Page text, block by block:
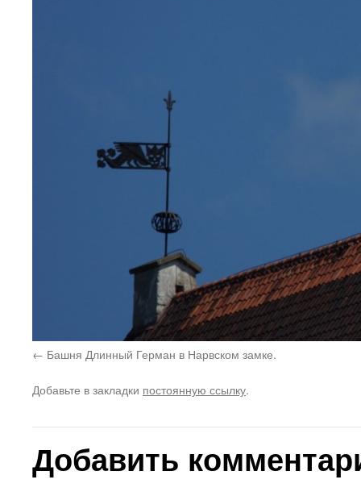
Башня Длинный Герман в Нарвском замке.
Добавьте в закладки постоянную ссылку.
Добавить